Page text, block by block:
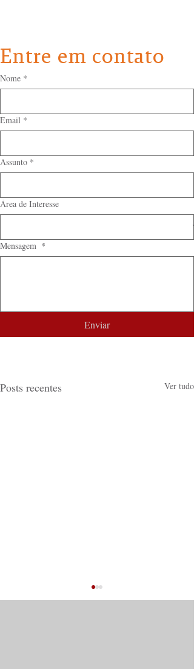
Entre em contato
Nome *
Email *
Assunto *
Área de Interesse
Mensagem *
Enviar
Posts recentes Ver tudo